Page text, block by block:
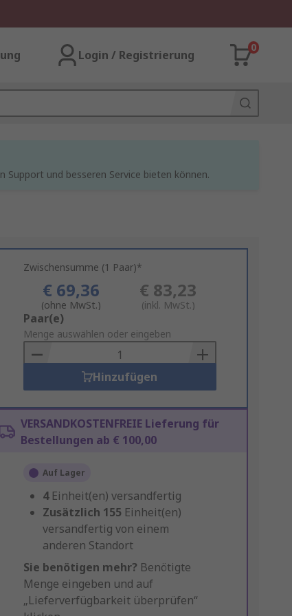
Login / Registrierung
0
und besseren Service bieten können.
Zwischensumme (1 Paar)*
€ 69,36
(ohne MwSt.)
€ 83,23
(inkl. MwSt.)
Add
to
Basket
Paar(e)
Menge auswählen oder eingeben
Hinzufügen
VERSANDKOSTENFREIE Lieferung für
Bestellungen ab € 100,00
Auf Lager
4 Einheit(en) versandfertig
Zusätzlich 155 Einheit(en)
versandfertig von einem
anderen Standort
Sie benötigen mehr? Benötigte
Menge eingeben und auf
„Lieferverfügbarkeit überprüfen“